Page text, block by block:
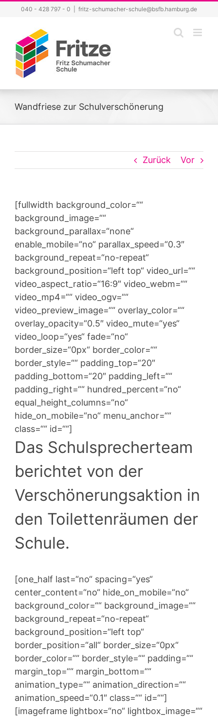
springen
040 - 428 797 - 0 fritz-schumacher-schule@bsfb.hamburg.de
Wandfriese zur Schulverschönerung
Zurück Vor
[fullwidth background_color=““
background_image=““
background_parallax=“none“
enable_mobile=“no“ parallax_speed=“0.3″
background_repeat=“no-repeat“
background_position=“left top“ video_url=““
video_aspect_ratio=“16:9″ video_webm=““
video_mp4=““ video_ogv=““
video_preview_image=““ overlay_color=““
overlay_opacity=“0.5″ video_mute=“yes“
video_loop=“yes“ fade=“no“
border_size=“0px“ border_color=““
border_style=““ padding_top=“20″
padding_bottom=“20″ padding_left=““
padding_right=““ hundred_percent=“no“
equal_height_columns=“no“
hide_on_mobile=“no“ menu_anchor=““
class=““ id=““]
Das Schulsprecherteam
berichtet von der
Verschönerungsaktion in
den Toilettenräumen der
Schule.
[one_half last=“no“ spacing=“yes“
center_content=“no“ hide_on_mobile=“no“
background_color=““ background_image=““
background_repeat=“no-repeat“
background_position=“left top“
border_position=“all“ border_size=“0px“
border_color=““ border_style=““ padding=““
margin_top=““ margin_bottom=““
animation_type=““ animation_direction=““
animation_speed=“0.1″ class=““ id=““]
[imageframe lightbox=“no“ lightbox_image=““